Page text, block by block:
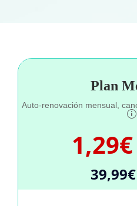
Plan
Auto-renovación mensual,
1,29€
39,99€